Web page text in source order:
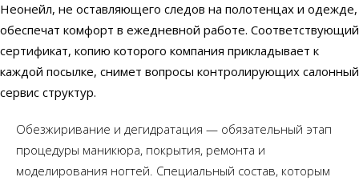
Неонейл, не оставляющего следов на полотенцах и одежде,
обеспечат комфорт в ежедневной работе. Соответствующий
сертификат, копию которого компания прикладывает к
каждой посылке, снимет вопросы контролирующих салонный
сервис структур.
Обезжиривание и дегидратация — обязательный этап
процедуры маникюра, покрытия, ремонта и
моделирования ногтей. Специальный состав, которым